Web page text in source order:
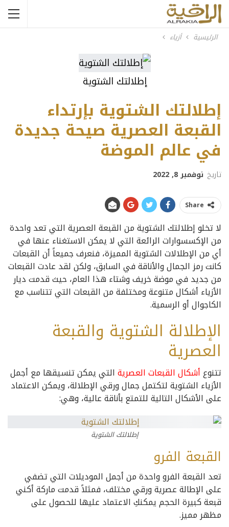
الرئيسية أزياء
إطلالتك الشتوية
إطلالتك الشتوية بإرتداء
القبعة العصرية صيحة جديدة
في عالم الموضة
تاريخ نوفمبر 8, 2022
Share
لا تخلو إطلالتك الشتوية من القبعة العصرية التي تعد واحدة
من الإكسسوارات الرائعة التي لا يمكن الاستغناء عنها في
أي من الإطلالات الشتوية المميزة، فنعرف جميعاً أن القبعات
كانت رمز الجمال والأناقة في السابق، ولكن لقد عادت القبعات
من جديد في موضة خريف وشتاء هذا العام، حيث قدمت ديار
الأزياء أشكال متنوعة ومختلفة من القبعات التي تتناسب مع
الكاجوال أو الرسمية.
الإطلالة الشتوية والقبعة
العصرية
تتنوعأشكال القبعات العصريةالتي يمكن تنسيقها مع أجمل
الأزياء الشتوية لتكتمل جمال ورقي الإطلالة، ويمكن الاعتماد
على الأشكال التالية للتمتع بأناقة عالية، وهي:
إطلالتك الشتوية
القبعة الفرو
تعد القبعة الفرو واحدة من أجمل الموديلات التي تضفي
على الإطالة عصرية ورقي مختلف، فمثلاً قدمت ماركة أكني
قبعة كبيرة الحجم يمكنكِ الاعتماد عليها للحصول على
مظهر مميز.